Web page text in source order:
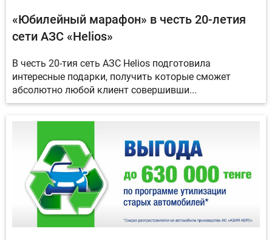
«Юбилейный марафон» в честь 20-летия
сети АЗС «Helios»
В честь 20-тия сеть АЗС Helios подготовила
интересные подарки, получить которые сможет
абсолютно любой клиент совершивши...